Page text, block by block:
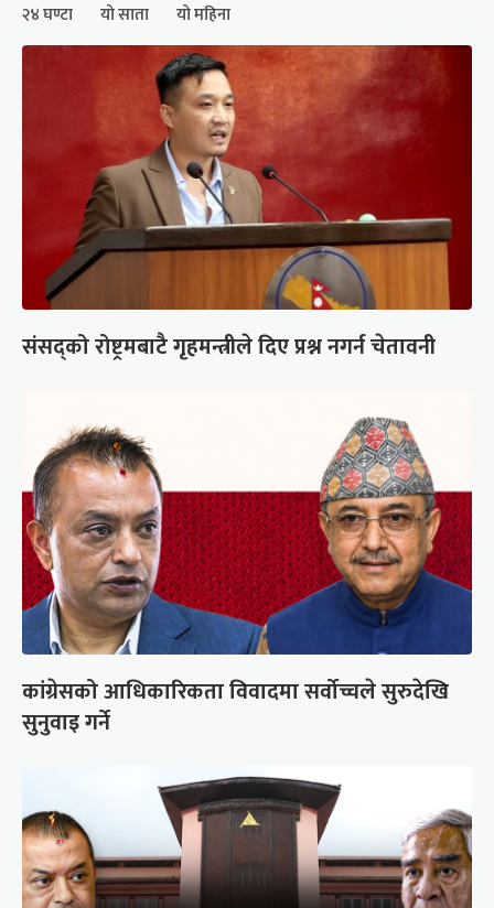
२४ घण्टा यो साता यो महिना
संसद्को रोष्ट्रमबाटै गृहमन्त्रीले दिए प्रश्न नगर्न चेतावनी
कांग्रेसको आधिकारिकता विवादमा सर्वोच्चले सुरुदेखि
सुनुवाइ गर्ने